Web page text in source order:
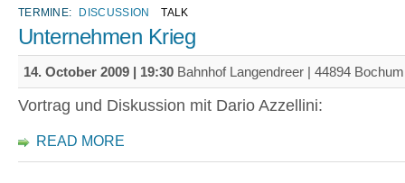
TERMINE: DISCUSSION TALK
Unternehmen Krieg
14. October 2009 | 19:30 Bahnhof Langendreer | 44894 Bochum
Vortrag und Diskussion mit Dario Azzellini:
READ MORE